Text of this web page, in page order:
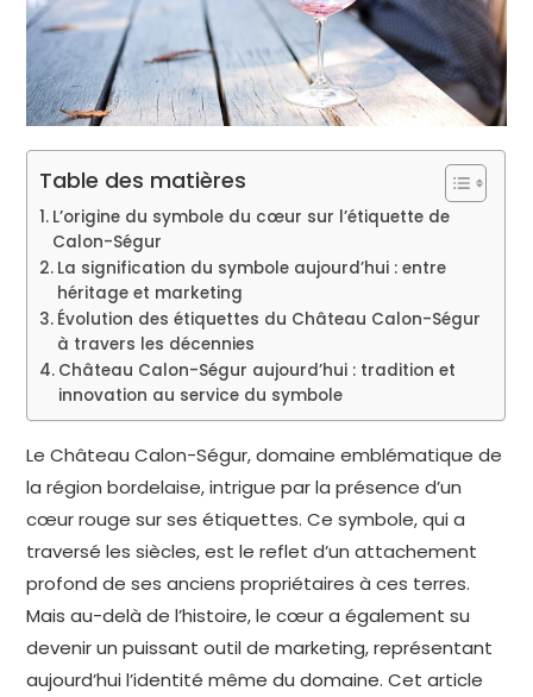
Table des matières
L’origine du symbole du cœur sur l’étiquette de
Calon-Ségur
La signification du symbole aujourd’hui : entre
héritage et marketing
Évolution des étiquettes du Château Calon-Ségur
à travers les décennies
Château Calon-Ségur aujourd’hui : tradition et
innovation au service du symbole
Le Château Calon-Ségur, domaine emblématique de
la région bordelaise, intrigue par la présence d’un
cœur rouge sur ses étiquettes. Ce symbole, qui a
traversé les siècles, est le reflet d’un attachement
profond de ses anciens propriétaires à ces terres.
Mais au-delà de l’histoire, le cœur a également su
devenir un puissant outil de marketing, représentant
aujourd’hui l’identité même du domaine. Cet article